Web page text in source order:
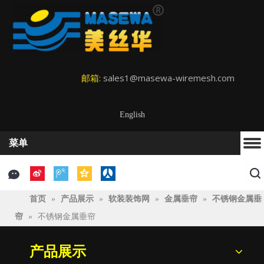
邮箱: sales1@masewa-wiremesh.com
English
菜单
首页 » 产品展示 » 软装装饰网 » 金属垂帘 »
不锈钢金属垂
帘
» 不锈钢金属垂帘
产品展示